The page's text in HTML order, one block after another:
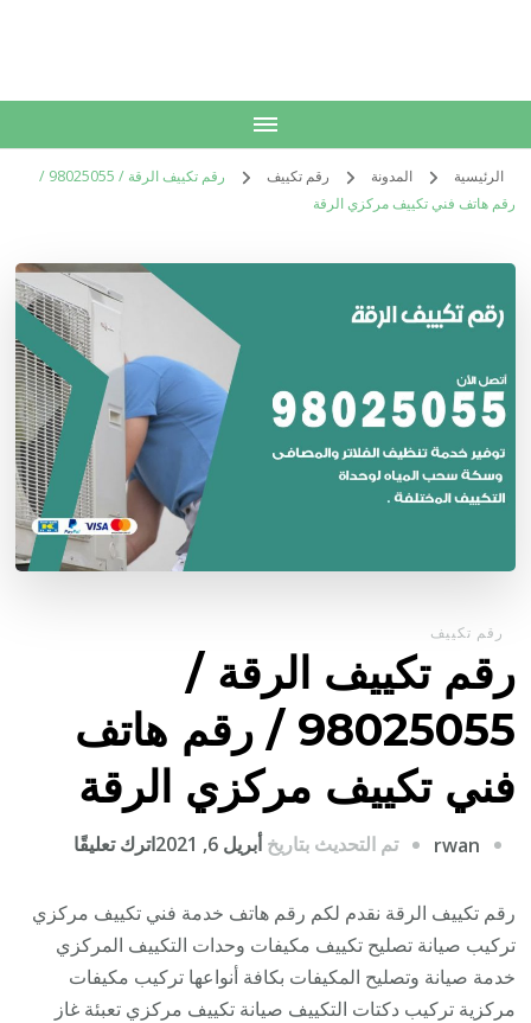
الرئيسية المدونة رقم تكييف
رقم تكييف الرقة / 98025055 /
رقم هاتف فني تكييف مركزي الرقة
رقم تكييف
رقم تكييف الرقة /
98025055 / رقم هاتف
فني تكييف مركزي الرقة
rwan تم التحديث بتاريخأبريل 6, 2021 اترك تعليقًا
تكييف
الرقة
رقم تكييف الرقة نقدم لكم رقم هاتف خدمة فني تكييف مركزي
تركيب صيانة تصليح تكييف مكيفات وحدات التكييف المركزي
خدمة صيانة وتصليح المكيفات بكافة أنواعها تركيب مكيفات
مركزية تركيب دكتات التكييف صيانة تكييف مركزي تعبئة غاز